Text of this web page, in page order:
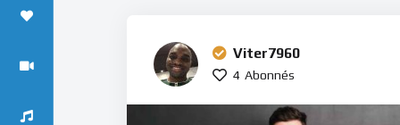
Viter7960
4 Abonnés